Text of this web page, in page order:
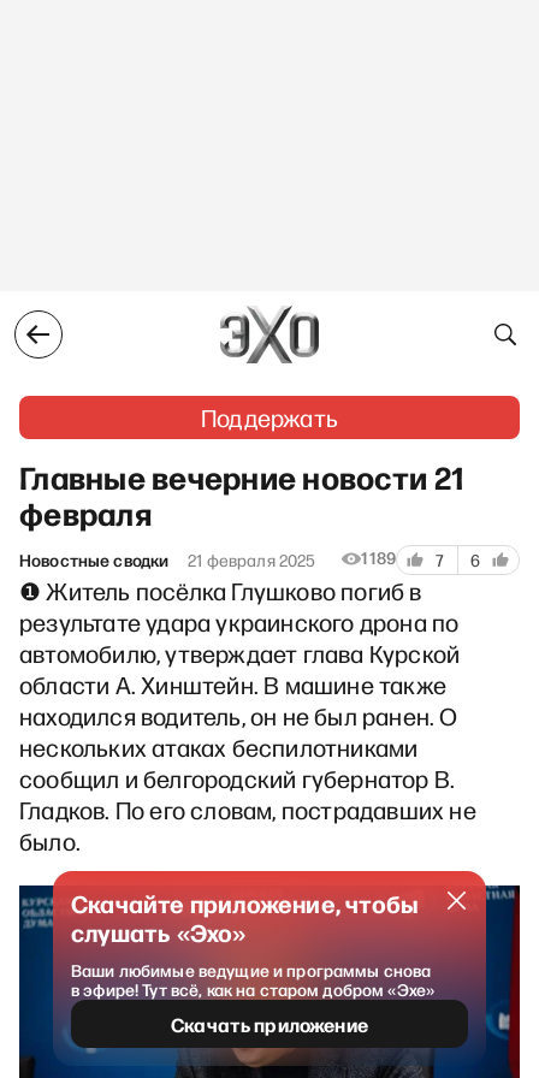
Поддержать
Главные вечерние новости 21
февраля
Новостные сводки 21 февраля 2025 1189 7 6
❶ Житель посёлка Глушково погиб в
результате удара украинского дрона по
автомобилю, утверждает глава Курской
области А. Хинштейн. В машине также
находился водитель, он не был ранен. О
нескольких атаках беспилотниками
сообщил и белгородский губернатор В.
Гладков. По его словам, пострадавших не
было.
Скачайте приложение, чтобы
слушать «Эхо»
Ваши любимые ведущие и программы снова
в эфире! Тут всё, как на старом добром «Эхе»
Скачать приложение